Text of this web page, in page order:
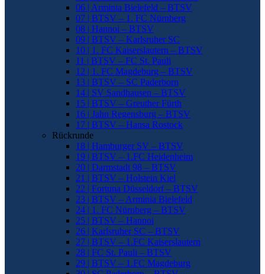
06 | Arminia Bielefeld – BTSV
07 | BTSV – 1. FC Nürnberg
08 | Hannoi – BTSV
09 | BTSV – Karlsruher SC
10 | 1. FC Kaiserslautern – BTSV
11 | BTSV – FC St. Pauli
12 | 1. FC Magdeburg – BTSV
13 | BTSV – SC Paderborn
14 | SV Sandhausen – BTSV
15 | BTSV – Greuther Fürth
16 | Jahn Regensburg – BTSV
17 | BTSV – Hansa Rostock
Rückrunde
18 | Hamburger SV – BTSV
19 | BTSV – 1.FC Heidenheim
20 | Darmstadt 98 – BTSV
21 | BTSV – Holstein Kiel
22 | Fortuna Düsseldorf – BTSV
23 | BTSV – Arminia Bielefeld
24 | 1. FC Nürnberg – BTSV
25 | BTSV – Hannoi
26 | Karlsruher SC – BTSV
27 | BTSV – 1.FC Kaiserslautern
28 | FC St. Pauli – BTSV
29 | BTSV – 1.FC Magdeburg